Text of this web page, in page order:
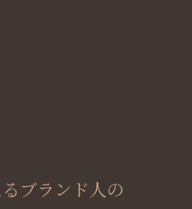
ブランド人の